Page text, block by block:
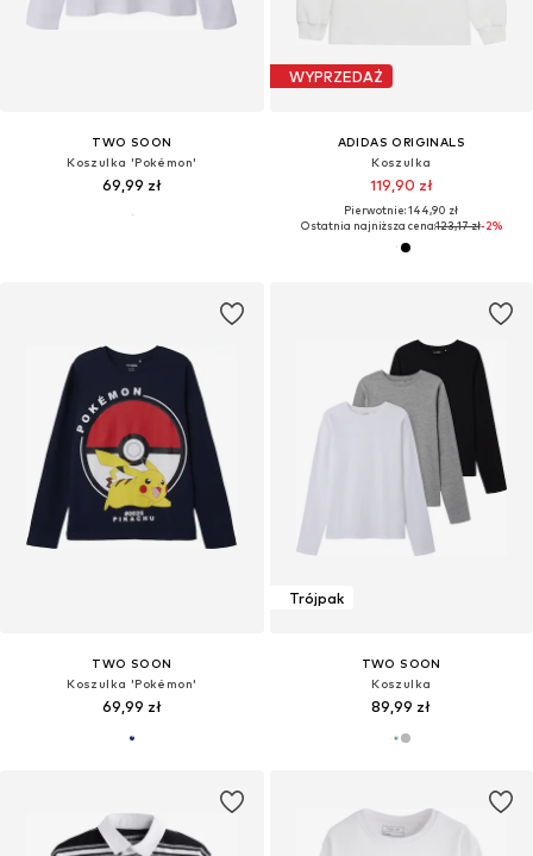
TWO SOON
Koszulka 'Pokémon'
69,99 zł
WYPRZEDAŻ
ADIDAS ORIGINALS
Koszulka
119,90 zł
Pierwotnie: 144,90 zł
Ostatnia najniższa cena:123,17 zł-2%
TWO SOON
Koszulka 'Pokémon'
69,99 zł
Trójpak
TWO SOON
Koszulka
89,99 zł